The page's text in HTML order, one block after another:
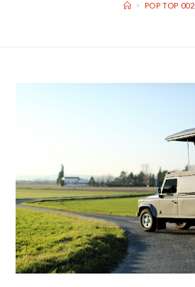
> POP TOP 002